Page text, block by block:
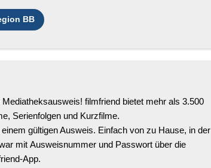
BB
filmfriend bietet mehr als 3.500
Serienfolgen und Kurzfilme.
gültigen Ausweis. Einfach von zu Hause, in der
mit Ausweisnummer und Passwort über die
App.